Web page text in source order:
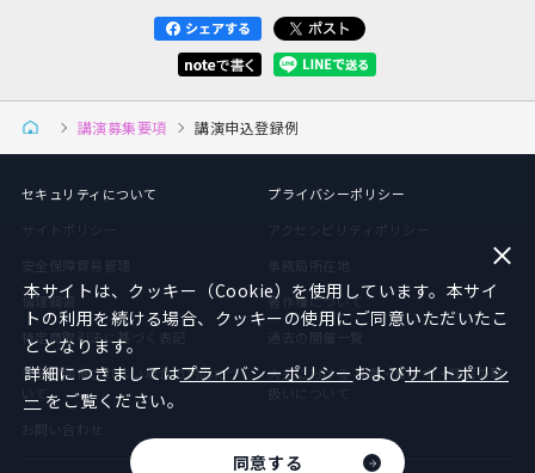
講演募集要項 講演申込登録例
セキュリティについて
プライバシーポリシー
倫理綱領
著作権について
特定商取引法に基づく表記
大会が開催されない場合の対応につ
いて
大会における 写真・ビデオ・録音の取
本サイトは、クッキー（Cookie）を使用しています。本サイ
トの利用を続ける場合、クッキーの使用にご同意いただいたこ
ととなります。
詳細につきましてはプライバシーポリシー およびサイトポリシ
ー をご覧ください。
同意する